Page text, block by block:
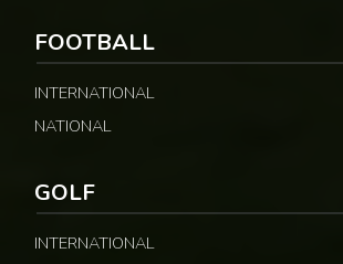
FOOTBALL
INTERNATIONAL
NATIONAL
GOLF
INTERNATIONAL